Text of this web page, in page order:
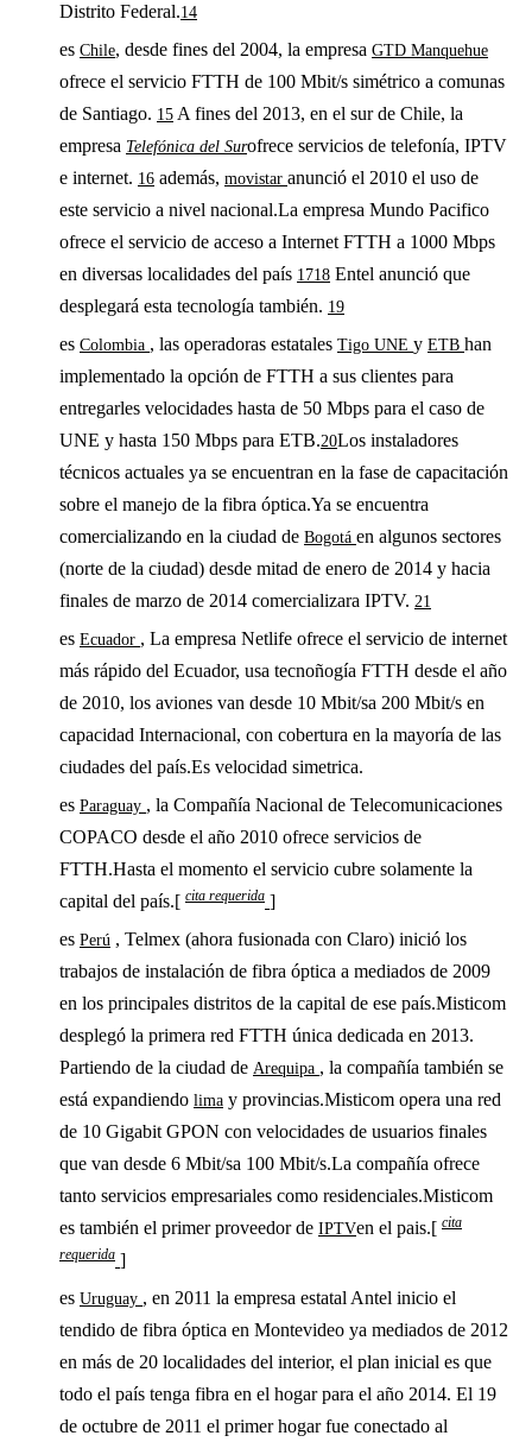
Distrito Federal.14
es Chile, desde fines del 2004, la empresa GTD Manquehue
ofrece el servicio FTTH de 100 Mbit/s simétrico a comunas
de Santiago. 15 A fines del 2013, en el sur de Chile, la
empresa Telefónica del Surofrece servicios de telefonía, IPTV
e internet. 16 además, movistar anunció el 2010 el uso de
este servicio a nivel nacional.La empresa Mundo Pacifico
ofrece el servicio de acceso a Internet FTTH a 1000 Mbps
en diversas localidades del país 1718 Entel anunció que
desplegará esta tecnología también. 19
es Colombia , las operadoras estatales Tigo UNE y ETB han
implementado la opción de FTTH a sus clientes para
entregarles velocidades hasta de 50 Mbps para el caso de
UNE y hasta 150 Mbps para ETB.20Los instaladores
técnicos actuales ya se encuentran en la fase de capacitación
sobre el manejo de la fibra óptica.Ya se encuentra
comercializando en la ciudad de Bogotá en algunos sectores
(norte de la ciudad) desde mitad de enero de 2014 y hacia
finales de marzo de 2014 comercializara IPTV. 21
es Ecuador , La empresa Netlife ofrece el servicio de internet
más rápido del Ecuador, usa tecnoñogía FTTH desde el año
de 2010, los aviones van desde 10 Mbit/sa 200 Mbit/s en
capacidad Internacional, con cobertura en la mayoría de las
ciudades del país.Es velocidad simetrica.
es Paraguay , la Compañía Nacional de Telecomunicaciones
COPACO desde el año 2010 ofrece servicios de
FTTH.Hasta el momento el servicio cubre solamente la
capital del país.[ cita requerida ]
es Perú , Telmex (ahora fusionada con Claro) inició los
trabajos de instalación de fibra óptica a mediados de 2009
en los principales distritos de la capital de ese país.Misticom
desplegó la primera red FTTH única dedicada en 2013.
Partiendo de la ciudad de Arequipa , la compañía también se
está expandiendo lima y provincias.Misticom opera una red
de 10 Gigabit GPON con velocidades de usuarios finales
que van desde 6 Mbit/sa 100 Mbit/s.La compañía ofrece
tanto servicios empresariales como residenciales.Misticom
es también el primer proveedor de IPTVen el pais.[ cita
requerida ]
es Uruguay , en 2011 la empresa estatal Antel inicio el
tendido de fibra óptica en Montevideo ya mediados de 2012
en más de 20 localidades del interior, el plan inicial es que
todo el país tenga fibra en el hogar para el año 2014. El 19
de octubre de 2011 el primer hogar fue conectado al